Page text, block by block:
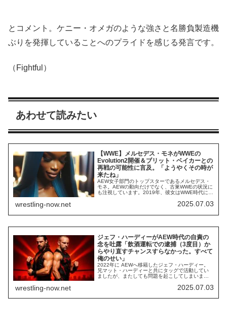
とコメント。ケニー・オメガのような強さと名勝負製造機
ぶりを発揮していることへのプライドを感じる発言です。
（Fightful）
あわせて読みたい
【WWE】メルセデス・モネがWWEの
Evolution2開催＆ブリット・ベイカーとの
再戦の可能性に言及。「ようやくその時が
来たね」
AEW女子部門のトップスターであるメルセデス・
モネ。AEWの動向だけでなく、古巣WWEの状況に
も注視しています。2019年、彼女はWWE時代に女
するまでの間に、待望していたEvolution2の開催は
続的に第二弾の開催を希望したことも影響した
wrestling-now.net 2025.07.03
ジェフ・ハーディーがAEW時代の自責の
念を吐露「飲酒運転での逮捕（3度目）か
らやり直すチャンスすらなかった。すべて
俺のせい」
2022年に AEWへ移籍したジェフ・ハーディー。
兄マット・ハーディーと共にタッグで活動してい
ましたが、またしても問題を起こしてしまいまし
目）」されました。AEWは彼らにAEW世界タッグ
入りとなり、ジェフは「復帰条件として突きつけ
wrestling-now.net 2025.07.03